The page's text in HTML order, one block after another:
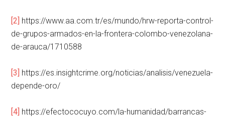
[2] https://www.aa.com.tr/es/mundo/hrw-reporta-control-
de-grupos-armados-en-la-frontera-colombo-venezolana-
de-arauca/1710588
[3] https://es.insightcrime.org/noticias/analisis/venezuela-
depende-oro/
[4] https://efectococuyo.com/la-humanidad/barrancas-